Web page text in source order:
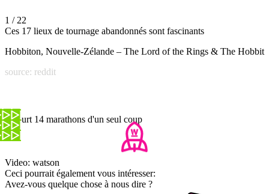
1 / 22
Ces 17 lieux de tournage abandonnés sont fascinants
Hobbiton, Nouvelle-Zélande – The Lord of the Rings & The Hobbit
source: reddit
Il court 14 marathons d'un seul coup
Video: watson
Ceci pourrait également vous intéresser:
Avez-vous quelque chose à nous dire ?